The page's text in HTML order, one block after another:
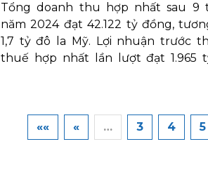
Tổng doanh thu hợp nhất sau 9
năm 2024 đạt 42.122 tỷ đồng,
1,7 tỷ đô la Mỹ. Lợi nhuận trước
thuế hợp nhất lần lượt đạt 1.965
tăng 7,7% so với thời điểm 31/12/2023.
««
« … 3 4 5